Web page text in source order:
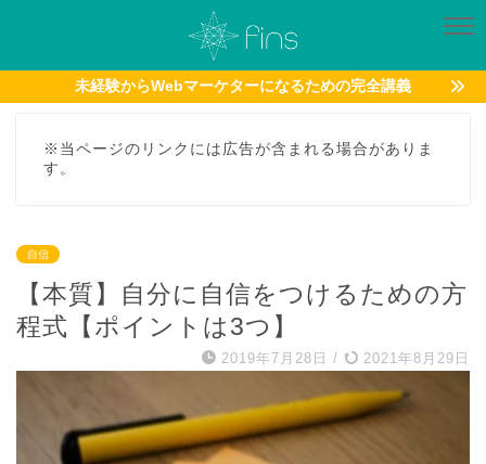
未経験からWebマーケターになるための完全講義
※当ページのリンクには広告が含まれる場合がありま
す。
自信
【本質】自分に自信をつけるための方
程式【ポイントは3つ】
2019年7月28日 / 2021年8月29日